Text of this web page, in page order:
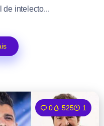
de intelecto...
0 525 1